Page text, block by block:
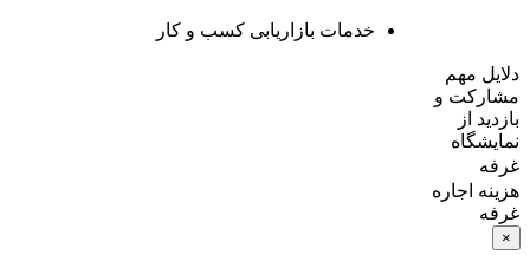
خدمات بازاریابی کسب و کار
دلايل مهم
مشارکت و
بازديد از
نمايشگاه
غرفه
هزینه اجاره
غرفه
×